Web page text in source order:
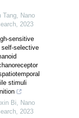
Tang, Nano
, 2023
sensitive
self-selective
stimuli
Bi, Nano
, 2023